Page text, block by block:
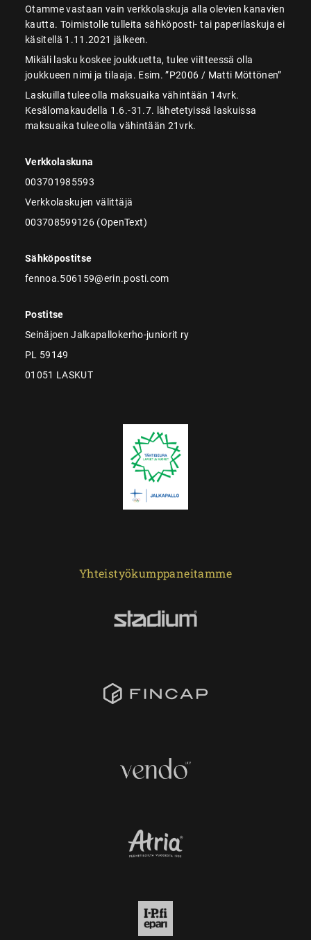
Otamme vastaan vain verkkolaskuja alla olevien kanavien
kautta. Toimistolle tulleita sähköposti- tai paperilaskuja ei
käsitellä 1.11.2021 jälkeen.
Mikäli lasku koskee joukkuetta, tulee viitteessä olla
joukkueen nimi ja tilaaja. Esim. ”P2006 / Matti Möttönen”
Laskuilla tulee olla maksuaika vähintään 14vrk.
Kesälomakaudella 1.6.-31.7. lähetetyissä laskuissa
maksuaika tulee olla vähintään 21vrk.
Verkkolaskuna
003701985593
Verkkolaskujen välittäjä
003708599126 (OpenText)
Sähköpostitse
fennoa.506159@erin.posti.com
Postitse
Seinäjoen Jalkapallokerho-juniorit ry
PL 59149
01051 LASKUT
Yhteistyökumppaneitamme